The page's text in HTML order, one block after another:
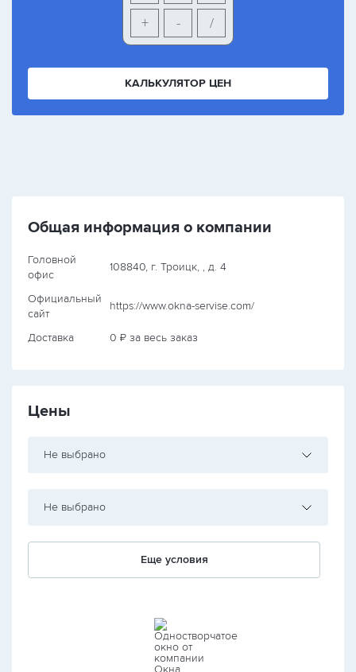
+
- /
КАЛЬКУЛЯТОР ЦЕН
Общая информация о компании
Головной
офис
108840, г. Троицк, , д. 4
Официальный
сайт
https://www.okna-servise.com/
Доставка 0 ₽ за весь заказ
Цены
Не выбрано
Не выбрано
Еще условия